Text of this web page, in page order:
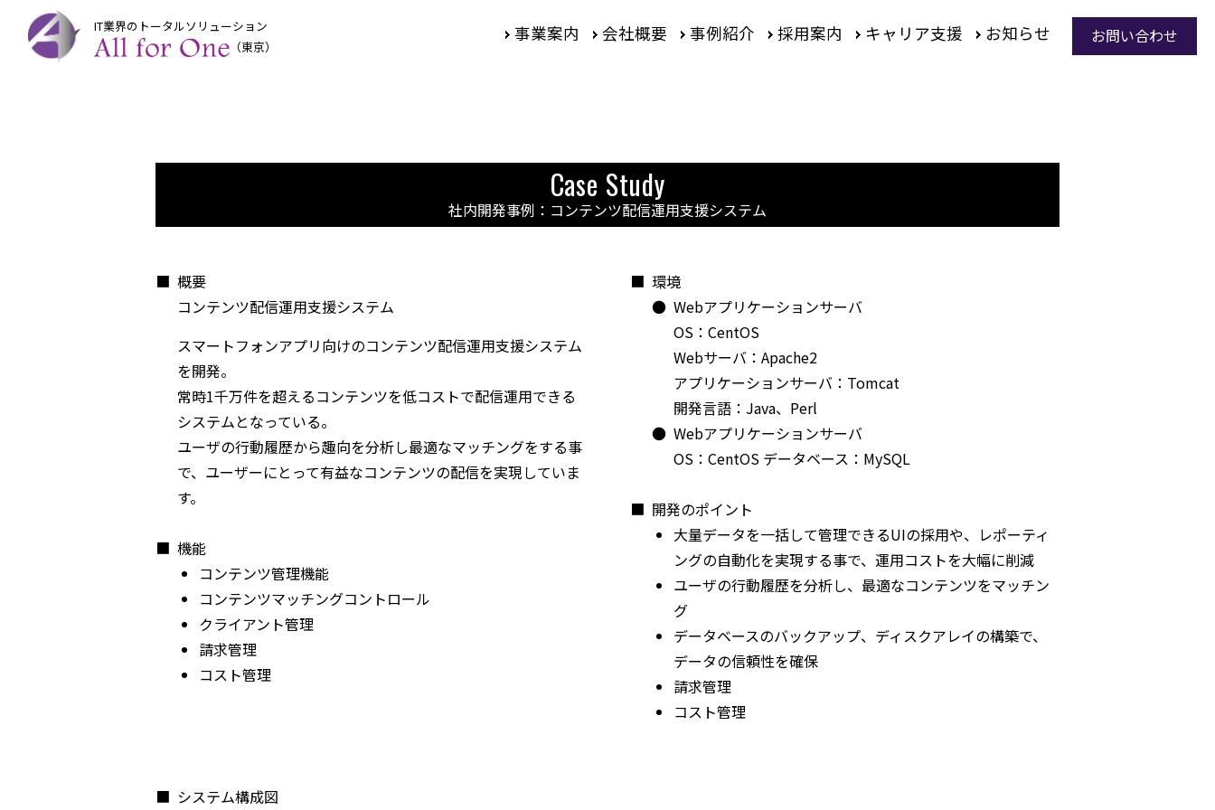
IT業界のトータルソリューション
（東京）
事業案内 会社概要 事例紹介 採用案内 キャリア支援 お知らせ お問い合わせ
Case Study
社内開発事例： コンテンツ配信運用支援システム
■ 概要
コンテンツ配信運用支援システム
スマートフォンアプリ向けのコンテンツ配信運用支援システム
を開発。
常時1千万件を超えるコンテンツを低コストで配信運用できる
システムとなっている。
ユーザの行動履歴から趣向を分析し最適なマッチングをする事
で、ユーザーにとって有益なコンテンツの配信を実現していま
す。
■ 機能
コンテンツ管理機能
コンテンツマッチングコントロール
クライアント管理
請求管理
コスト管理
■ 環境
● Webアプリケーションサーバ
OS：CentOS
Webサーバ：Apache2
アプリケーションサーバ：Tomcat
開発言語：Java、Perl
● Webアプリケーションサーバ
OS：CentOS データベース：MySQL
■ 開発のポイント
大量データを一括して管理できるUIの採用や、レポーティ
ングの自動化を実現する事で、運用コストを大幅に削減
ユーザの行動履歴を分析し、最適なコンテンツをマッチン
グ
データベースのバックアップ、ディスクアレイの構築で、
データの信頼性を確保
請求管理
コスト管理
■ システム構成図